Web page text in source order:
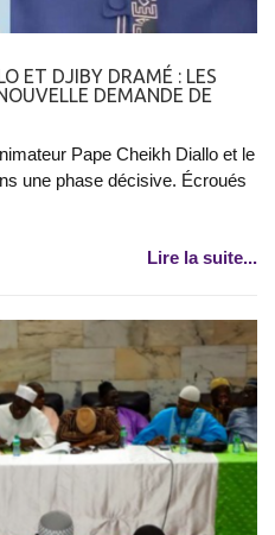
ET DJIBY DRAMÉ : LES
DEMANDE DE
Pape Cheikh Diallo et le
une phase décisive. Écroués
Lire la suite...